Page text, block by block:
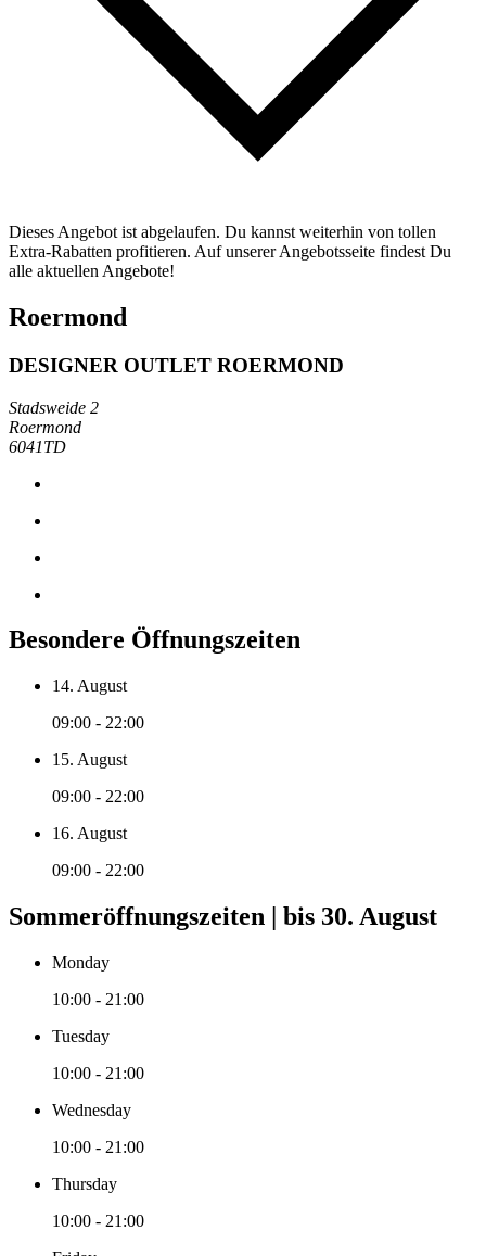
Dieses Angebot ist abgelaufen. Du kannst weiterhin von tollen
Extra-Rabatten profitieren. Auf unserer Angebotsseite findest Du
alle aktuellen Angebote!
Roermond
DESIGNER OUTLET ROERMOND
Stadsweide 2
Roermond
6041TD
Besondere Öffnungszeiten
14. August
09:00 - 22:00
15. August
09:00 - 22:00
16. August
09:00 - 22:00
Sommeröffnungszeiten | bis 30. August
Monday
10:00 - 21:00
Tuesday
10:00 - 21:00
Wednesday
10:00 - 21:00
Thursday
10:00 - 21:00